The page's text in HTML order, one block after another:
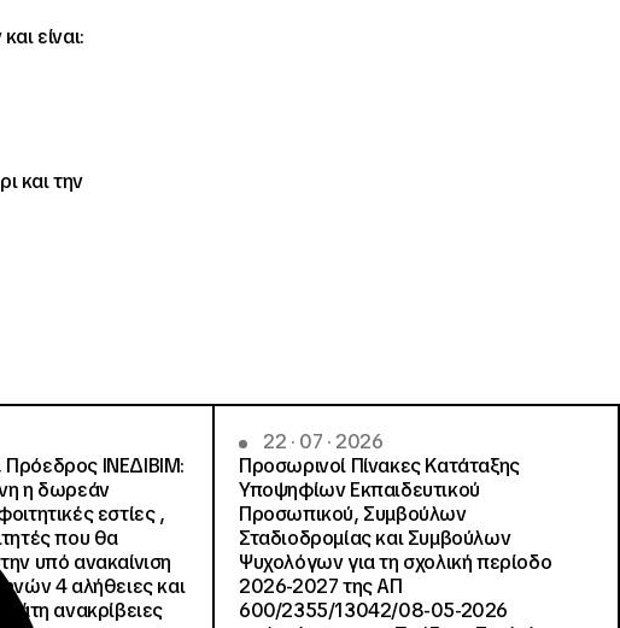
είναι:
και την
ΙΝΕΔΙΒΙΜ:
η δωρεάν
εστίες ,
που θα
υπό ανακαίνιση
4 αλήθειες και
ανακρίβειες
22 · 07 · 2026
Προσωρινοί Πίνακες Κατάταξης
Υποψηφίων Εκπαιδευτικού
Προσωπικού, Συμβούλων
Σταδιοδρομίας και Συμβούλων
Ψυχολόγων για τη σχολική περίοδο
2026-2027 της ΑΠ
600/2355/13042/08-05-2026